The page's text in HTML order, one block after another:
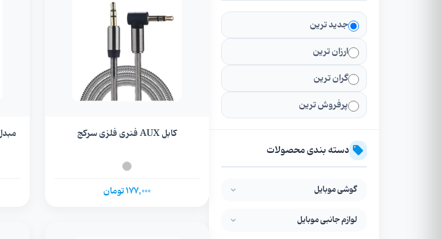
جدید ترین
ارزان ترین
گران ترین
پرفروش ترین
دسته بندی محصولات
گوشی موبایل
لوازم جانبی موبایل
کابل AUX فنری فلزی سرکج
177,000 تومان